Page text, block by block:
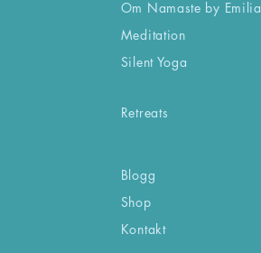
Om Namaste by Emilia
Meditation
Silent Yoga
Retreats
Blogg
Shop
Kontakt